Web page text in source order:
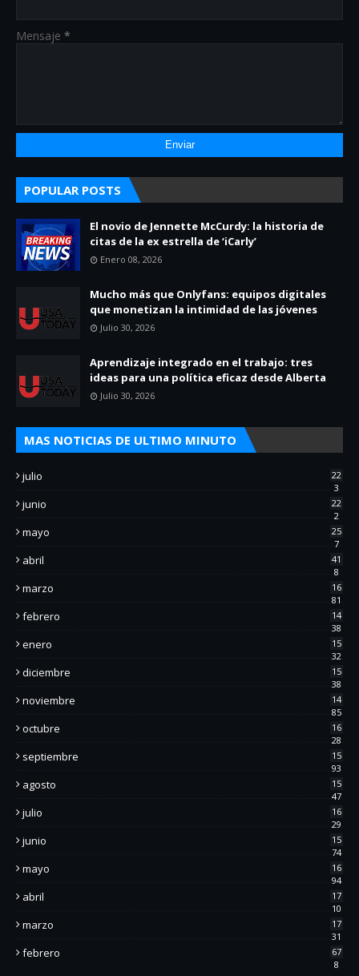
Mensaje *
POPULAR POSTS
El novio de Jennette McCurdy: la historia de
citas de la ex estrella de ‘iCarly’
Enero 08, 2026
Mucho más que Onlyfans: equipos digitales
que monetizan la intimidad de las jóvenes
Julio 30, 2026
Aprendizaje integrado en el trabajo: tres
ideas para una política eficaz desde Alberta
Julio 30, 2026
MAS NOTICIAS DE ULTIMO MINUTO
julio
22
3
junio
22
2
mayo
25
7
abril
41
8
marzo
16
81
febrero
14
38
enero
15
32
diciembre
15
38
noviembre
14
85
octubre
16
28
septiembre
15
93
agosto
15
47
julio
16
29
junio
15
74
mayo
16
94
abril
17
10
marzo
17
31
febrero
67
8